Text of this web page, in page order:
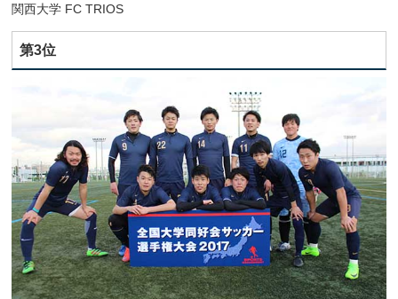
関西大学 FC TRIOS
第3位